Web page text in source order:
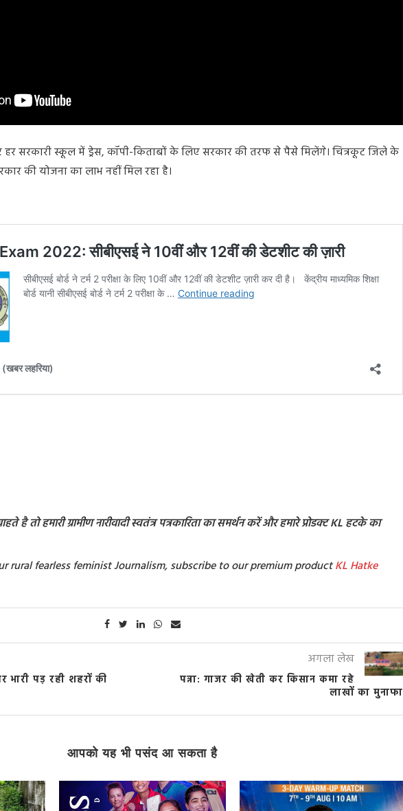
सरकारी स्कूल में ड्रेस, कॉपी-किताबों के लिए सरकार की तरफ से पैसे मिलेंगे। चित्रकूट जिले के
की योजना का लाभ नहीं मिल रहा है।
है तो हमारी ग्रामीण नारीवादी स्वतंत्र पत्रकारिता का समर्थन करें और हमारे प्रोडक्ट KL हटके का
rural fearless feminist Journalism, subscribe to our premium productKL Hatke
भारी पड़ रही शहरों की
अगला लेख
पन्ना: गाजर की खेती कर किसान कमा रहे
लाखों का मुनाफा
आपको यह भी पसंद आ सकता है